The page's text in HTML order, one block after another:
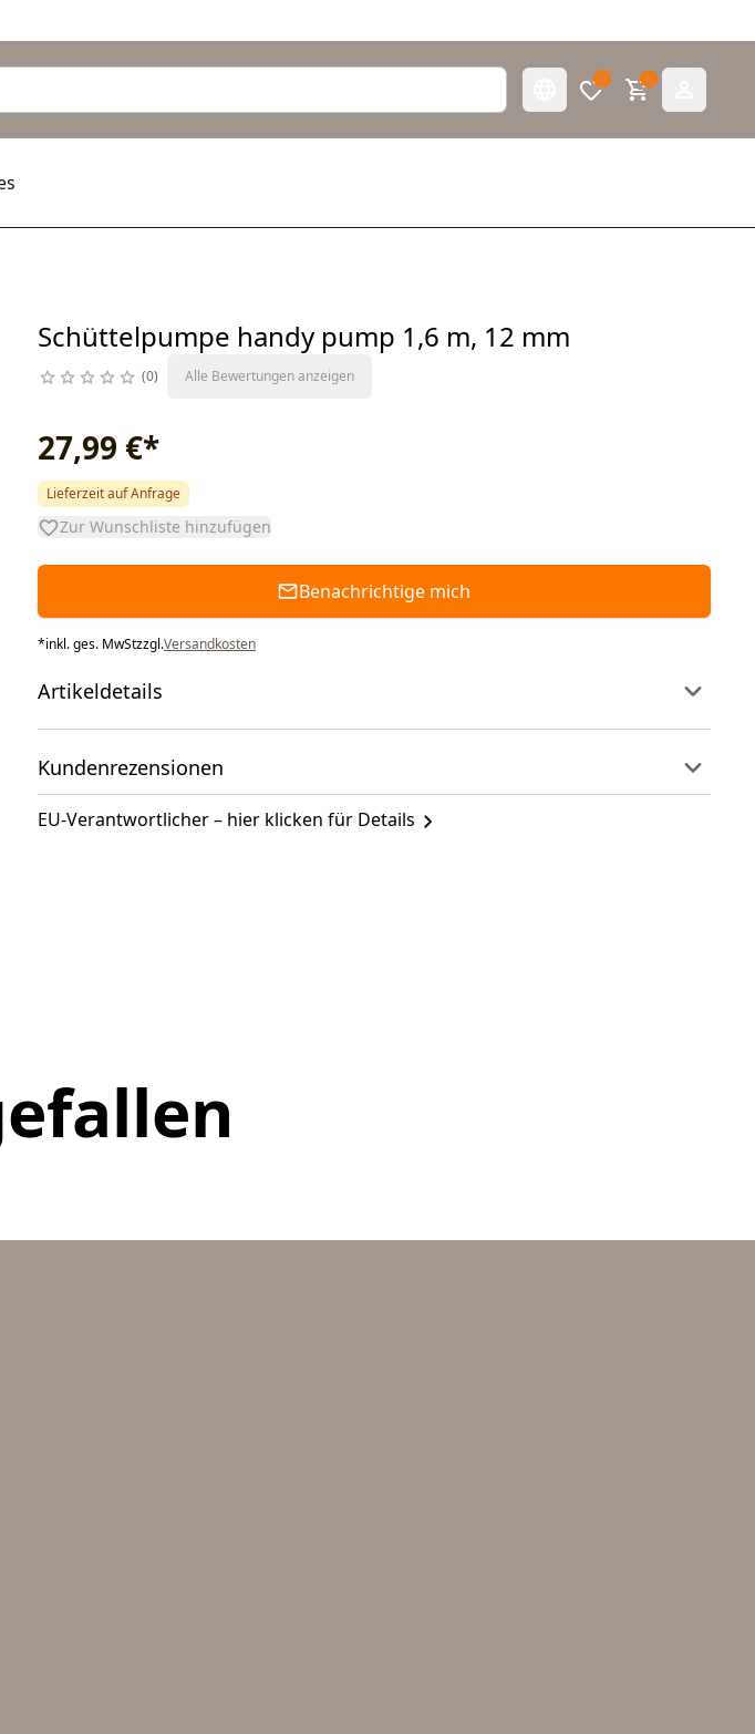
0 0
Schüttelpumpe handy pump 1,6 m, 12 mm
0 Alle Bewertungen anzeigen
27,99 €*
Lieferzeit auf Anfrage
Zur Wunschliste hinzufügen
Benachrichtige mich
*inkl. ges. MwStzzgl.Versandkosten
Artikeldetails
Kundenrezensionen
EU-Verantwortlicher – hier klicken für Details